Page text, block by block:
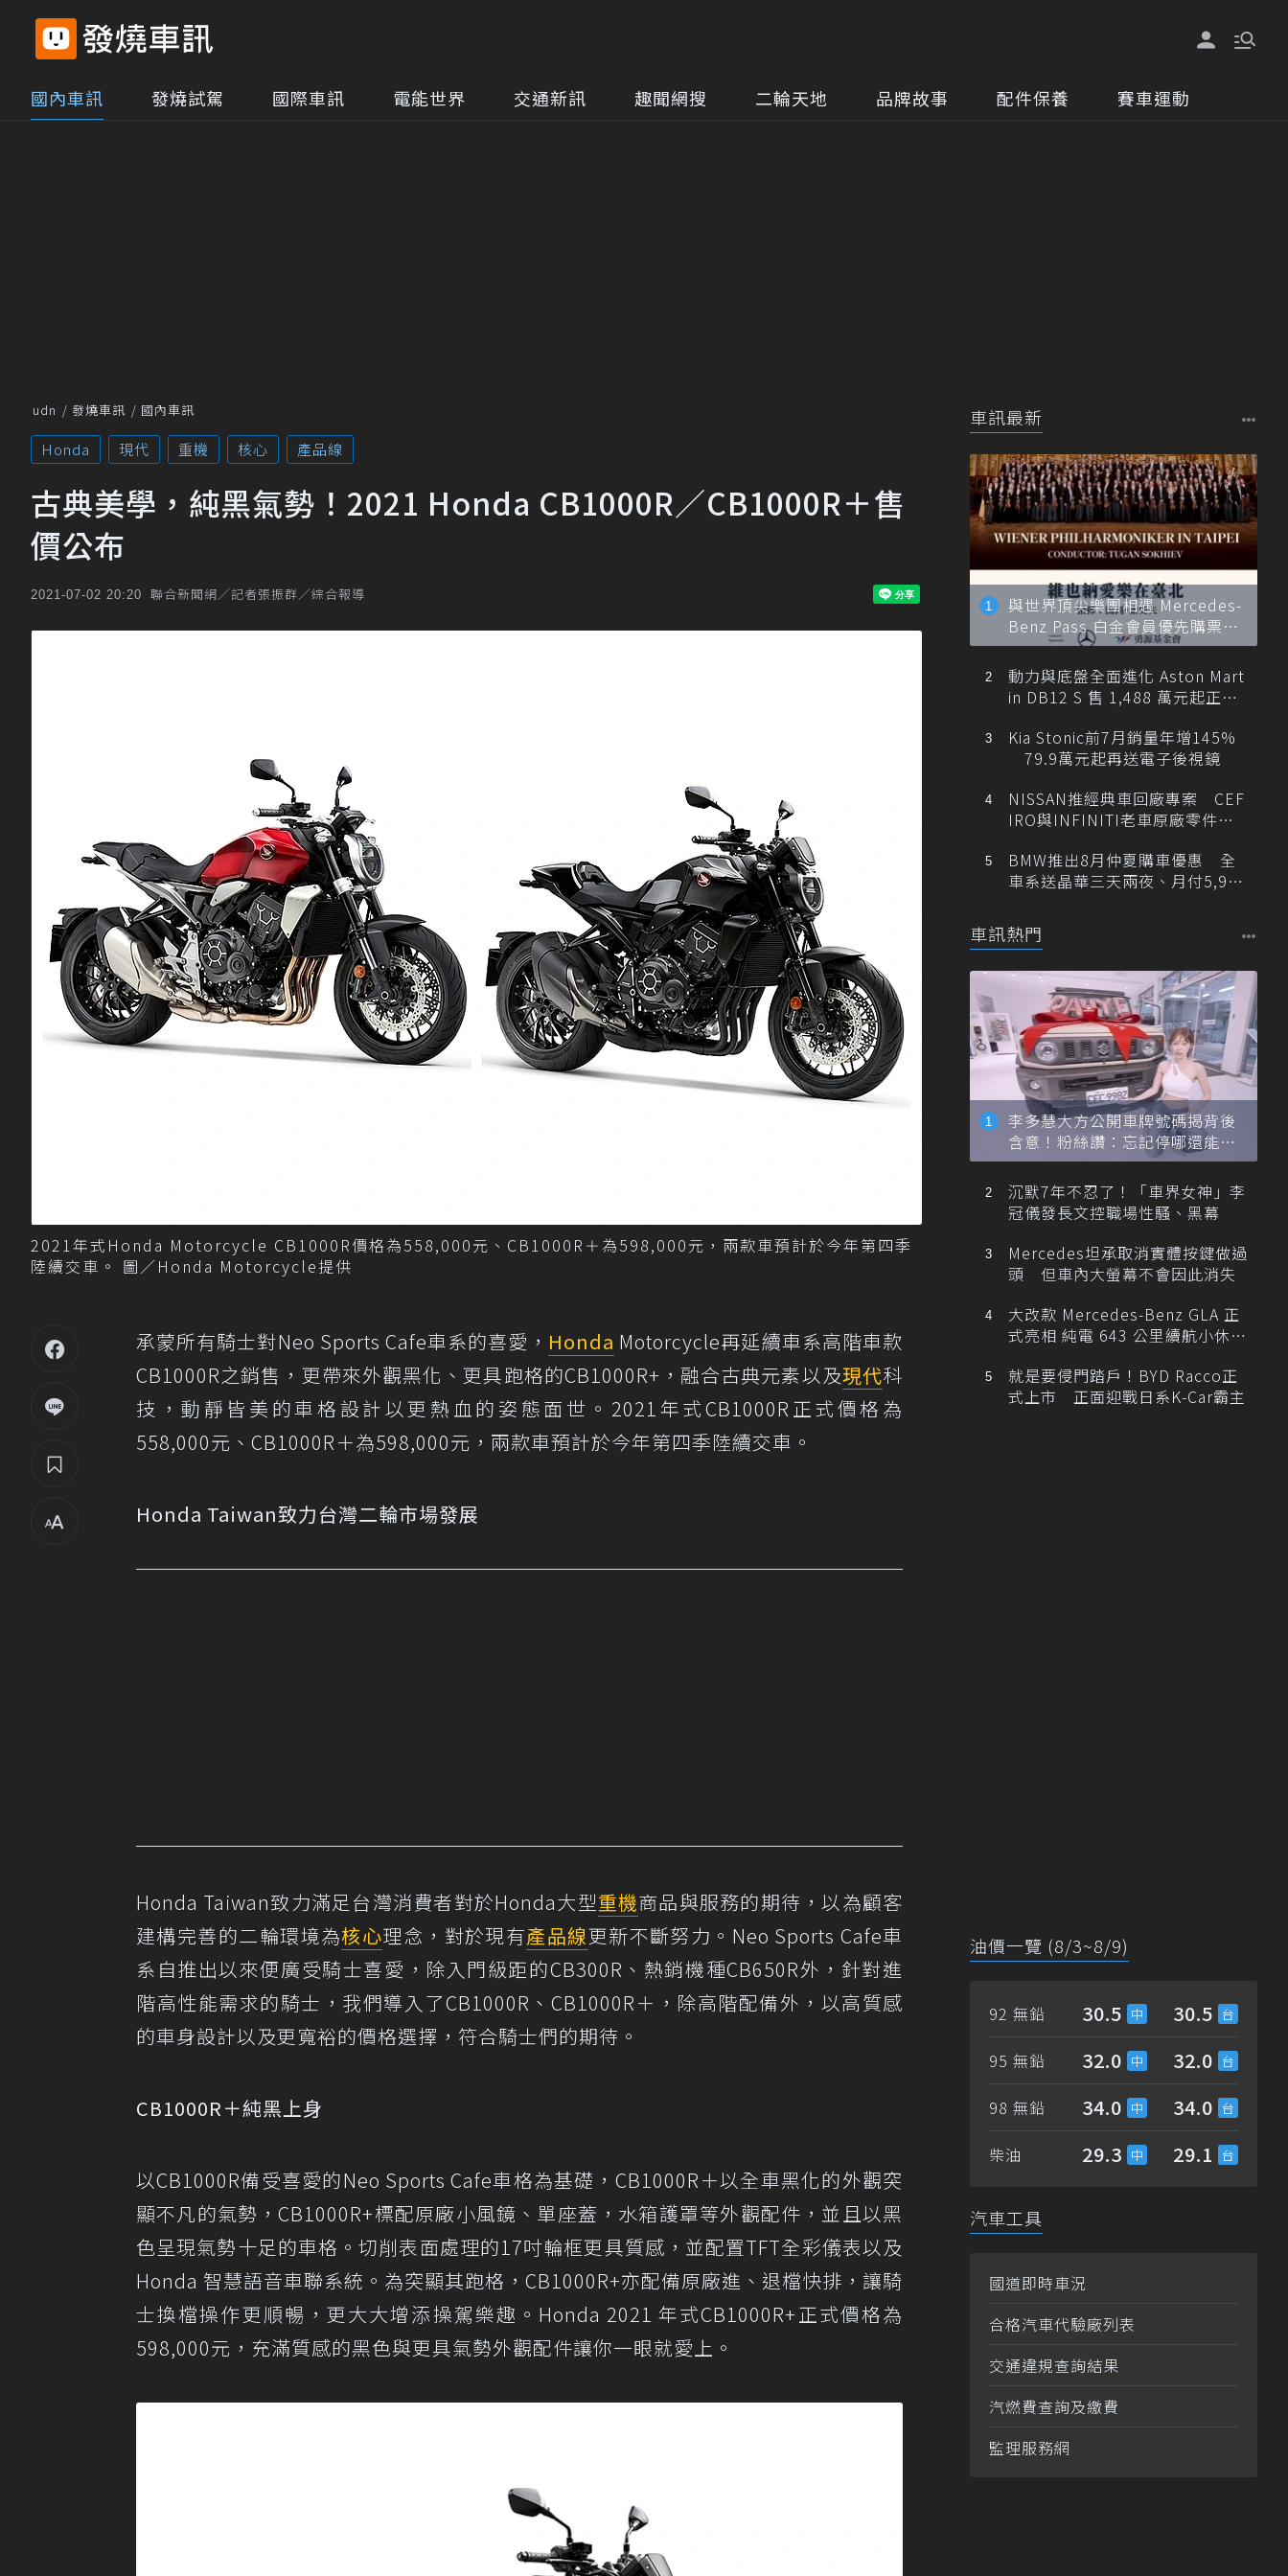
國內車訊 發燒試駕 國際車訊 電能世界 交通新訊 趣聞網搜 二輪天地 品牌故事 配件保養 賽車運動
udn 發燒車訊 國內車訊
Honda 現代 重機 核心 產品線
古典美學，純黑氣勢！2021 Honda CB1000R／CB1000R＋售
價公布
2021-07-02 20:20 聯合新聞網／記者張振群／綜合報導
2021年式Honda Motorcycle CB1000R價格為558,000元、CB1000R＋為598,000元，兩款車預計於今年第四季
陸續交車。 圖／Honda Motorcycle提供
承蒙所有騎士對Neo Sports Cafe車系的喜愛， Honda Motorcycle再延續車系高階車款
CB1000R之銷售，更帶來外觀黑化、更具跑格的CB1000R+，融合古典元素以及現代科
技，動靜皆美的車格設計以更熱血的姿態面世。2021年式CB1000R正式價格為
558,000元、CB1000R＋為598,000元，兩款車預計於今年第四季陸續交車。
Honda Taiwan致力台灣二輪市場發展
Honda Taiwan致力滿足台灣消費者對於Honda大型重機商品與服務的期待，以為顧客
建構完善的二輪環境為核心理念，對於現有產品線更新不斷努力。Neo Sports Cafe車
系自推出以來便廣受騎士喜愛，除入門級距的CB300R、熱銷機種CB650R外，針對進
階高性能需求的騎士，我們導入了CB1000R、CB1000R＋，除高階配備外，以高質感
的車身設計以及更寬裕的價格選擇，符合騎士們的期待。
CB1000R＋純黑上身
以CB1000R備受喜愛的Neo Sports Cafe車格為基礎，CB1000R＋以全車黑化的外觀突
顯不凡的氣勢，CB1000R+標配原廠小風鏡、單座蓋，水箱護罩等外觀配件，並且以黑
色呈現氣勢十足的車格。切削表面處理的17吋輪框更具質感，並配置TFT全彩儀表以及
Honda 智慧語音車聯系統。為突顯其跑格，CB1000R+亦配備原廠進、退檔快排，讓騎
士換檔操作更順暢，更大大增添操駕樂趣。Honda 2021 年式CB1000R+正式價格為
598,000元，充滿質感的黑色與更具氣勢外觀配件讓你一眼就愛上。
車訊最新
與世界頂尖樂團相遇 Mercedes-
Benz Pass 白金會員優先購票維
也納愛樂
動力與底盤全面進化 Aston Mart
in DB12 S 售 1,488 萬元起正式
Kia Stonic前7月銷量年增145%
79.9萬元起再送電子後視鏡
NISSAN推經典車回廠專案 CEF
IRO與INFINITI老車原廠零件最
BMW推出8月仲夏購車優惠 全
車系送晶華三天兩夜、月付5,900
車訊熱門
李多慧大方公開車牌號碼揭背後
含意！粉絲讚：忘記停哪還能幫
忙找車
沉默7年不忍了！「車界女神」李
冠儀發長文控職場性騷、黑幕
Mercedes坦承取消實體按鍵做過
頭 但車內大螢幕不會因此消失
大改款 Mercedes-Benz GLA 正
式亮相 純電 643 公里續航小休
就是要侵門踏戶！BYD Racco正
式上市 正面迎戰日系K-Car霸主
油價一覽 (8/3~8/9)
92 無鉛 30.5 30.5
95 無鉛 32.0 32.0
98 無鉛 34.0 34.0
柴油 29.3 29.1
汽車工具
國道即時車況
合格汽車代驗廠列表
交通違規查詢結果
汽燃費查詢及繳費
監理服務網